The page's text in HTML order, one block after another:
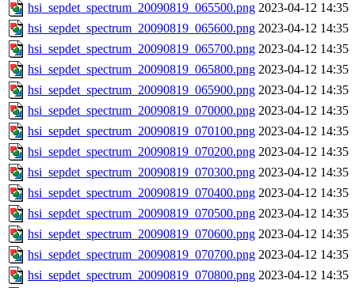
hsi_sepdet_spectrum_20090819_065500.png 2023-04-12 14:35
hsi_sepdet_spectrum_20090819_065600.png 2023-04-12 14:35
hsi_sepdet_spectrum_20090819_065700.png 2023-04-12 14:35
hsi_sepdet_spectrum_20090819_065800.png 2023-04-12 14:35
hsi_sepdet_spectrum_20090819_065900.png 2023-04-12 14:35
hsi_sepdet_spectrum_20090819_070000.png 2023-04-12 14:35
hsi_sepdet_spectrum_20090819_070100.png 2023-04-12 14:35
hsi_sepdet_spectrum_20090819_070200.png 2023-04-12 14:35
hsi_sepdet_spectrum_20090819_070300.png 2023-04-12 14:35
hsi_sepdet_spectrum_20090819_070400.png 2023-04-12 14:35
hsi_sepdet_spectrum_20090819_070500.png 2023-04-12 14:35
hsi_sepdet_spectrum_20090819_070600.png 2023-04-12 14:35
hsi_sepdet_spectrum_20090819_070700.png 2023-04-12 14:35
hsi_sepdet_spectrum_20090819_070800.png 2023-04-12 14:35